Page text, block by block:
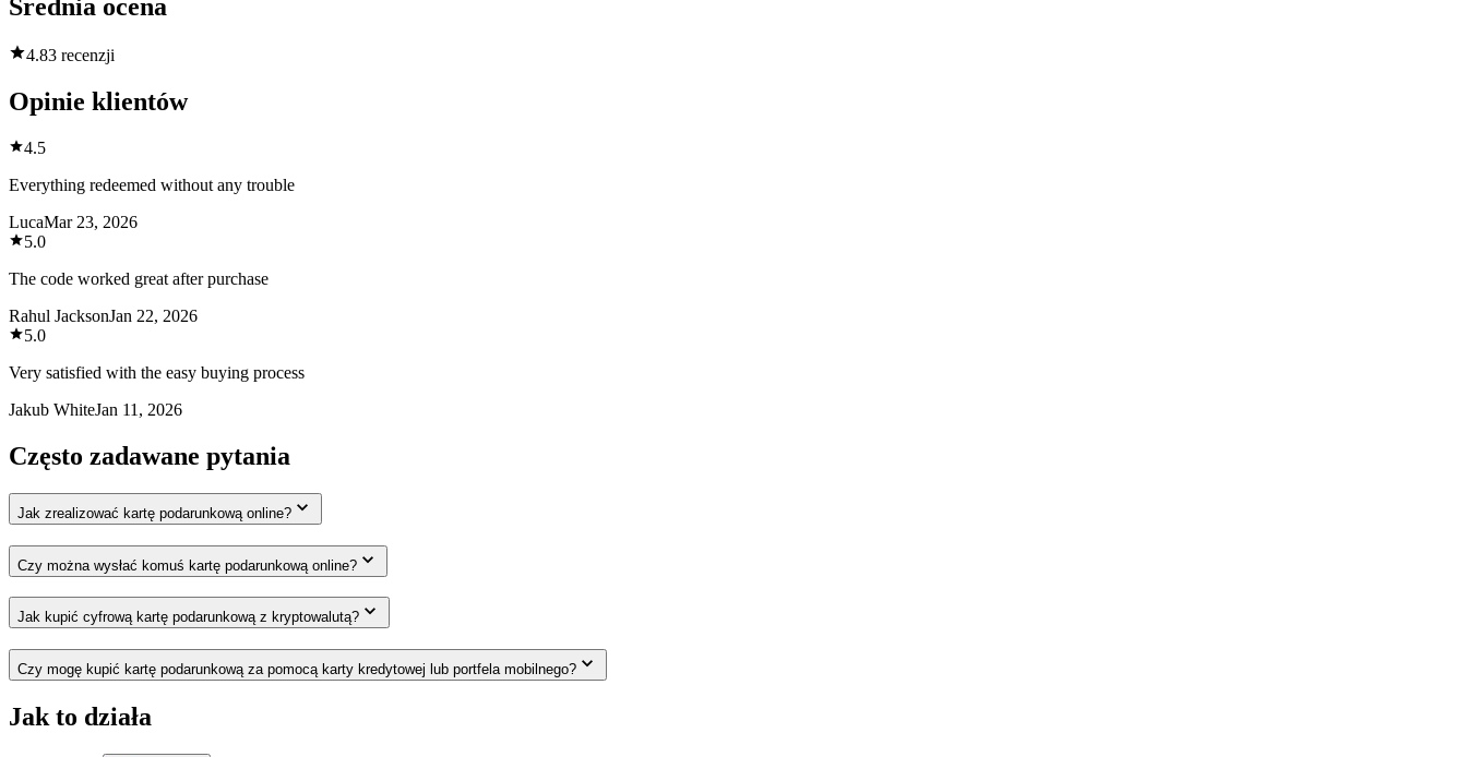
Średnia ocena
4.83 recenzji
Opinie klientów
4.5
Everything redeemed without any trouble
LucaMar 23, 2026
5.0
The code worked great after purchase
Rahul JacksonJan 22, 2026
5.0
Very satisfied with the easy buying process
Jakub WhiteJan 11, 2026
Często zadawane pytania
Jak zrealizować kartę podarunkową online?
Czy można wysłać komuś kartę podarunkową online?
Jak kupić cyfrową kartę podarunkową z kryptowalutą?
Czy mogę kupić kartę podarunkową za pomocą karty kredytowej lub portfela mobilnego?
Jak to działa